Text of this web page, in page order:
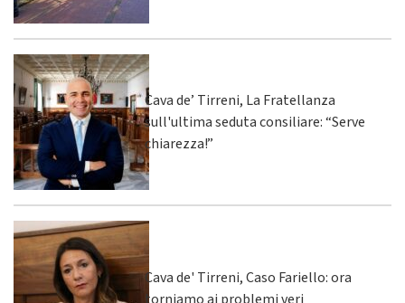
Cava de’ Tirreni, La Fratellanza
sull'ultima seduta consiliare: “Serve
chiarezza!”
Cava de' Tirreni, Caso Fariello: ora